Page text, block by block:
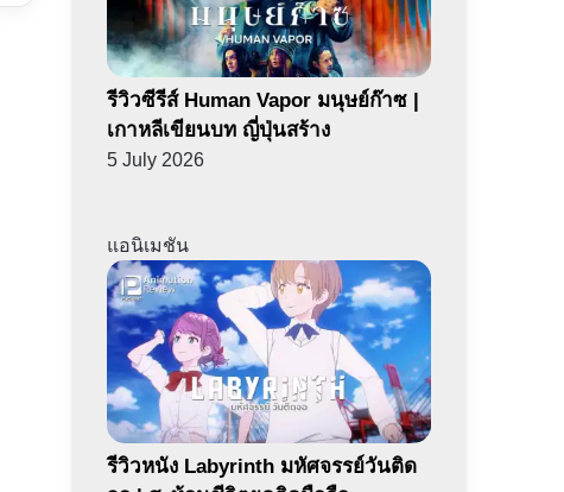
รีวิวซีรีส์ Human Vapor มนุษย์ก๊าซ |
เกาหลีเขียนบท ญี่ปุ่นสร้าง
5 July 2026
แอนิเมชัน
รีวิวหนัง Labyrinth มหัศจรรย์วันติด